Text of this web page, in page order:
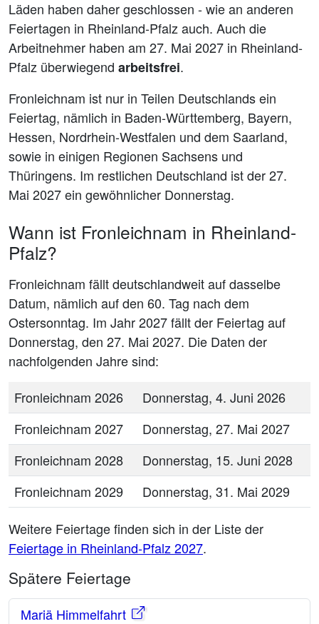
Läden haben daher geschlossen - wie an anderen
Feiertagen in Rheinland-Pfalz auch. Auch die
Arbeitnehmer haben am 27. Mai 2027 in Rheinland-
Pfalz überwiegend arbeitsfrei.
Fronleichnam ist nur in Teilen Deutschlands ein
Feiertag, nämlich in Baden-Württemberg, Bayern,
Hessen, Nordrhein-Westfalen und dem Saarland,
sowie in einigen Regionen Sachsens und
Thüringens. Im restlichen Deutschland ist der 27.
Mai 2027 ein gewöhnlicher Donnerstag.
Wann ist Fronleichnam in Rheinland-
Pfalz?
Fronleichnam fällt deutschlandweit auf dasselbe
Datum, nämlich auf den 60. Tag nach dem
Ostersonntag. Im Jahr 2027 fällt der Feiertag auf
Donnerstag, den 27. Mai 2027. Die Daten der
nachfolgenden Jahre sind:
Fronleichnam 2026
Donnerstag, 4. Juni 2026
Fronleichnam 2027
Donnerstag, 27. Mai 2027
Fronleichnam 2028
Donnerstag, 15. Juni 2028
Fronleichnam 2029
Donnerstag, 31. Mai 2029
Weitere Feiertage finden sich in der Liste der
Feiertage in Rheinland-Pfalz 2027.
Spätere Feiertage
Mariä Himmelfahrt